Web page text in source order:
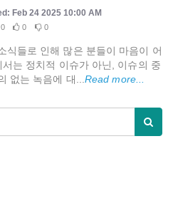
Feb 24 2025 10:00 AM
0 0 0
식들로 인해 많은 분들이 마음이 어
는 정치적 이슈가 아닌, 이슈의 중
없는 녹음에 대... Read more...